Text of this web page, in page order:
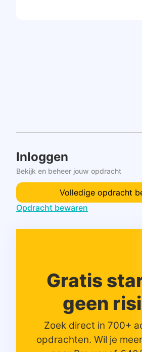
Inloggen
Bekijk en beheer jouw opdracht
Volledige opdracht
Opdracht bewaren
Gratis
geen
Zoek direct in 700+
opdrachten. Wil je